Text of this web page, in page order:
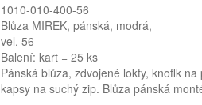
1010-010-400-56
Blůza MIREK, pánská, modrá,
vel. 56
Balení: kart = 25 ks
Pánská blůza, zdvojené lokty, knoflk
kapsy na suchý zip. Blůza pánská